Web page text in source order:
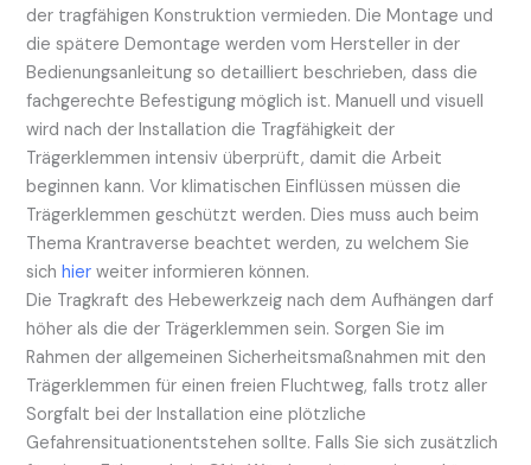
der tragfähigen Konstruktion vermieden. Die Montage und
die spätere Demontage werden vom Hersteller in der
Bedienungsanleitung so detailliert beschrieben, dass die
fachgerechte Befestigung möglich ist. Manuell und visuell
wird nach der Installation die Tragfähigkeit der
Trägerklemmen intensiv überprüft, damit die Arbeit
beginnen kann. Vor klimatischen Einflüssen müssen die
Trägerklemmen geschützt werden. Dies muss auch beim
Thema Krantraverse beachtet werden, zu welchem Sie
sichhier weiter informieren können.
Die Tragkraft des Hebewerkzeig nach dem Aufhängen darf
höher als die der Trägerklemmen sein. Sorgen Sie im
Rahmen der allgemeinen Sicherheitsmaßnahmen mit den
Trägerklemmen für einen freien Fluchtweg, falls trotz aller
Sorgfalt bei der Installation eine plötzliche
Gefahrensituationentstehen sollte. Falls Sie sich zusätzlich